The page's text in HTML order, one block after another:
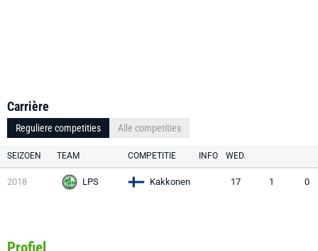
Carrière
Reguliere competities Alle competities
SEIZOEN TEAM COMPETITIE INFO WED.
2018 LPS Kakkonen 17 1 0
Profiel